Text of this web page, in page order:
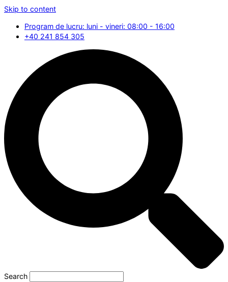
Skip to content
Program de lucru: luni - vineri: 08:00 - 16:00
+40 241 854 305
Search